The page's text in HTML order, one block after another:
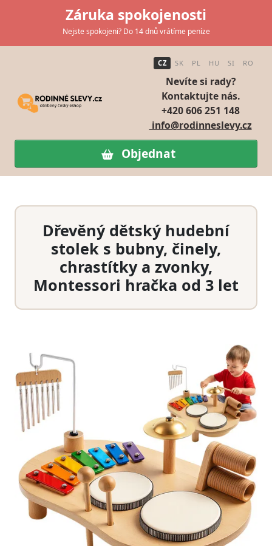
Záruka spokojenosti
Nejste spokojeni? Do 14 dnů vrátíme peníze
CZ SK PL HU SI RO
Nevíte si rady?
Kontaktujte nás.
+420 606 251 148
info@rodinneslevy.cz
Objednat
Dřevěný dětský hudební
stolek s bubny, činely,
chrastítky a zvonky,
Montessori hračka od 3 let